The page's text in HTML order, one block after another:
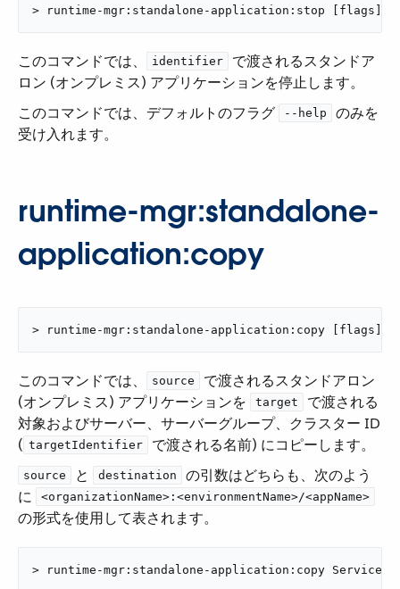
> runtime-mgr:standalone-application:stop [flags]
このコマンドでは、​ identifier
​ で渡されるスタンドア
ロン (オンプレミス) アプリケーションを停止します。
このコマンドでは、デフォルトのフラグ ​
--help
​ のみを
受け入れます。
runtime-mgr:standalone-
application:copy
> runtime-mgr:standalone-application:copy [flags]
このコマンドでは、​ source
​ で渡されるスタンドアロン
(オンプレミス) アプリケーションを ​
target
​ で渡される
対象およびサーバー、サーバーグループ、クラスター ID
(​ targetIdentifier ​ で渡される名前) にコピーします。
source ​ と ​ destination
​ の引数はどちらも、次のよう
に ​
<organizationName>:<environmentName>/<appName>
の形式を使用して表されます。
> runtime-mgr:standalone-application:copy